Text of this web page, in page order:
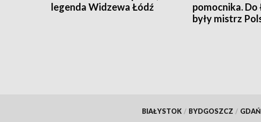
legenda Widzewa Łódź
pomocnika.
były mistrz
BIAŁYSTOK / BYDGOSZCZ /